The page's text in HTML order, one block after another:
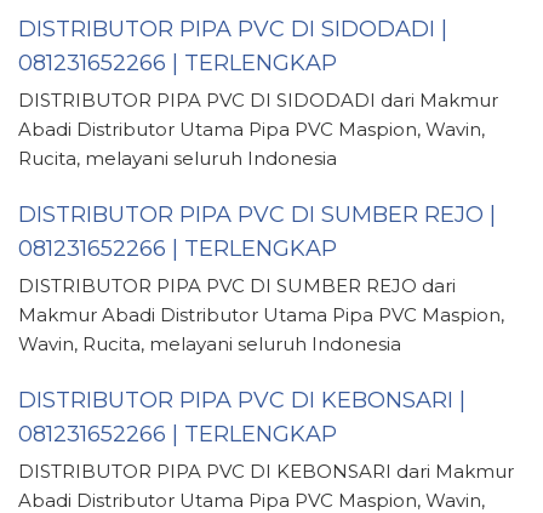
DISTRIBUTOR PIPA PVC DI SIDODADI |
081231652266 | TERLENGKAP
DISTRIBUTOR PIPA PVC DI SIDODADI dari Makmur
Abadi Distributor Utama Pipa PVC Maspion, Wavin,
Rucita, melayani seluruh Indonesia
DISTRIBUTOR PIPA PVC DI SUMBER REJO |
081231652266 | TERLENGKAP
DISTRIBUTOR PIPA PVC DI SUMBER REJO dari
Makmur Abadi Distributor Utama Pipa PVC Maspion,
Wavin, Rucita, melayani seluruh Indonesia
DISTRIBUTOR PIPA PVC DI KEBONSARI |
081231652266 | TERLENGKAP
DISTRIBUTOR PIPA PVC DI KEBONSARI dari Makmur
Abadi Distributor Utama Pipa PVC Maspion, Wavin,